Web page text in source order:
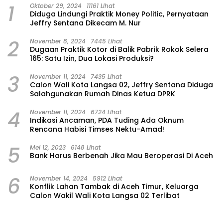
1 Oktober 29, 2024 11161 Lihat
Diduga Lindungi Praktik Money Politic, Pernyataan
Jeffry Sentana Dikecam M. Nur
2 November 8, 2024 7445 Lihat
Dugaan Praktik Kotor di Balik Pabrik Rokok Selera
165: Satu Izin, Dua Lokasi Produksi?
3 November 11, 2024 7435 Lihat
Calon Wali Kota Langsa 02, Jeffry Sentana Diduga
Salahgunakan Rumah Dinas Ketua DPRK
4 November 11, 2024 6724 Lihat
Indikasi Ancaman, PDA Tuding Ada Oknum
Rencana Habisi Timses Nektu-Amad!
5 Mei 12, 2023 6148 Lihat
Bank Harus Berbenah Jika Mau Beroperasi Di Aceh
6 November 14, 2024 5912 Lihat
Konflik Lahan Tambak di Aceh Timur, Keluarga
Calon Wakil Wali Kota Langsa 02 Terlibat